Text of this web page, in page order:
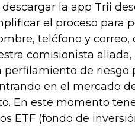
la app Trii
el proceso para
teléfono y correo,
comisionista aliada,
perfilamiento de riesgo
en el mercado
En este momento
ETF (fondo de